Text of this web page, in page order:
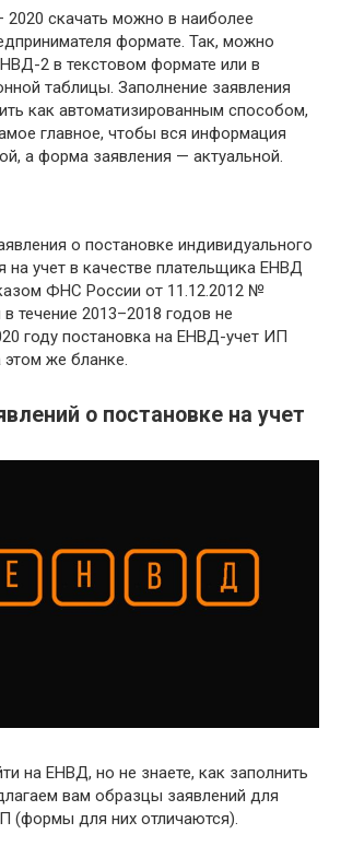
скачать можно в наиболее
формате. Так, можно
2 в текстовом формате или в
таблицы. Заполнение заявления
как автоматизированным способом,
главное, чтобы вся информация
а форма заявления — актуальной.
о постановке индивидуального
на учет в качестве плательщика ЕНВД
ФНС России от 11.12.2012 №
течение 2013–2018 годов не
году постановка на ЕНВД-учет ИП
этом же бланке.
о постановке на учет
на ЕНВД, но не знаете, как заполнить
вам образцы заявлений для
(формы для них отличаются).